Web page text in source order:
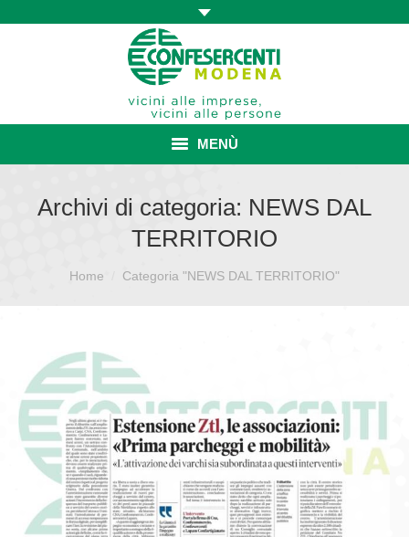
MENÙ
ASSOCIAZIONE
ISCRIZIONE E VANTAGGI
CATEGORIE SINDACALI
SERVIZI
GIOVEDÌ GASTRONOMICI
COMUNICATI E NEWS
CONTATTI
Archivi di categoria: NEWS DAL
TERRITORIO
Home Categoria "NEWS DAL TERRITORIO"